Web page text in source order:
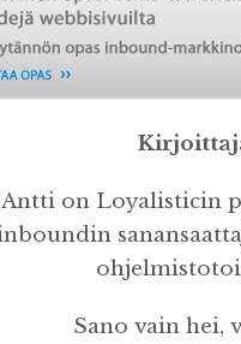
Antti on Loyalisticin
Sano vain hei,